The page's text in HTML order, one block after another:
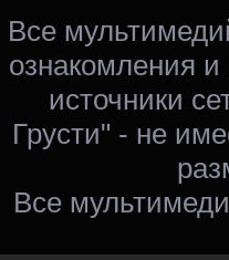
Все
ознакомления
источники
Грусти" - не
Все